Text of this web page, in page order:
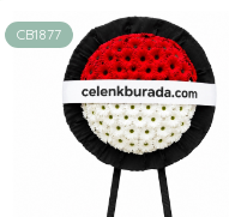
CB1877